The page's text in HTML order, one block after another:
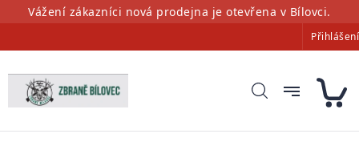
PřejítVážení zákazníci nová prodejna je otevřena v Bílovci.
Přihlášení